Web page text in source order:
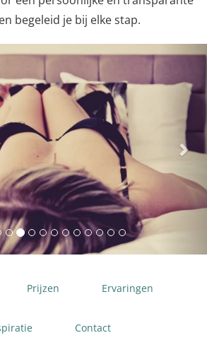
begeleid je bij elke stap.
Prijzen Ervaringen
Contact